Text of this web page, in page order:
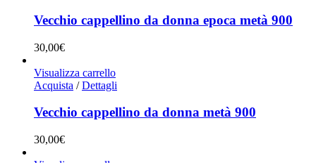
Vecchio cappellino da donna epoca metà 900
30,00€
Visualizza carrello
Acquista / Dettagli
Vecchio cappellino da donna metà 900
30,00€